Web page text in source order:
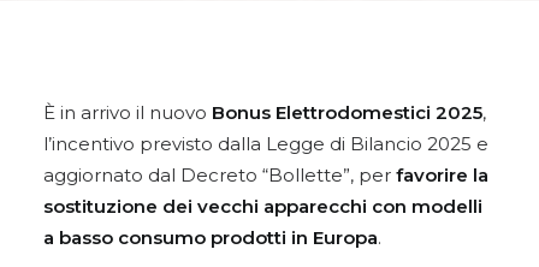
È in arrivo il nuovo Bonus Elettrodomestici 2025,
l’incentivo previsto dalla Legge di Bilancio 2025 e
aggiornato dal Decreto “Bollette”, per favorire la
sostituzione dei vecchi apparecchi con modelli
a basso consumo prodotti in Europa.